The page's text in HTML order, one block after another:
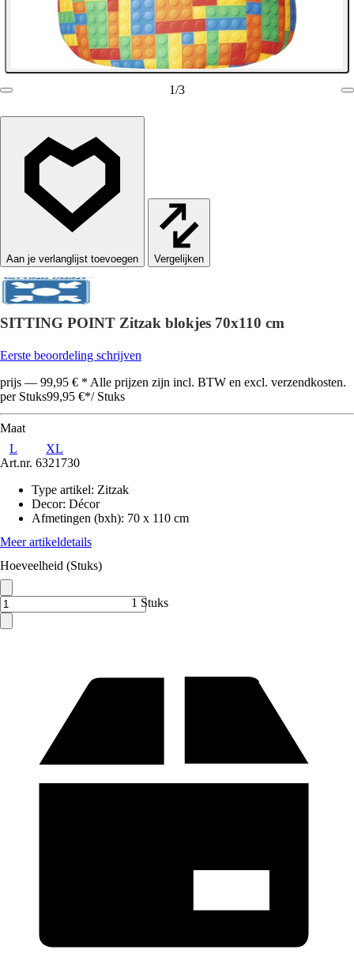
1/3
Vergelijken
SITTING POINT Zitzak blokjes 70x110 cm
Eerste beoordeling schrijven
prijs — 99,95 € * Alle prijzen zijn incl. BTW en excl. verzendkosten.
per Stuks99,95 €*/ Stuks
Maat
L
XL
Art.nr. 6321730
Type artikel: Zitzak
Decor: Décor
Afmetingen (bxh): 70 x 110 cm
Meer artikeldetails
Hoeveelheid (Stuks)
1 Stuks